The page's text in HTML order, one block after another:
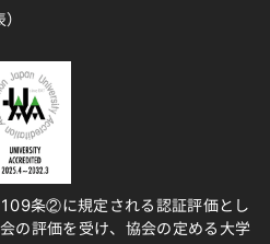
）
条②に規定される認証評価とし
の評価を受け、協会の定める大学